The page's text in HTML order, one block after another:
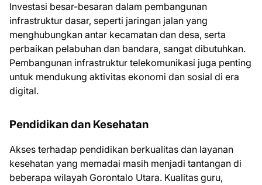
Investasi besar-besaran dalam pembangunan
infrastruktur dasar, seperti jaringan jalan yang
menghubungkan antar kecamatan dan desa, serta
perbaikan pelabuhan dan bandara, sangat dibutuhkan.
Pembangunan infrastruktur telekomunikasi juga penting
untuk mendukung aktivitas ekonomi dan sosial di era
digital.
Pendidikan dan Kesehatan
Akses terhadap pendidikan berkualitas dan layanan
kesehatan yang memadai masih menjadi tantangan di
beberapa wilayah Gorontalo Utara. Kualitas guru,